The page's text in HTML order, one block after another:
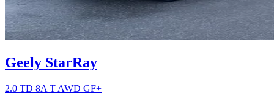
Geely StarRay
2.0 TD 8A T AWD GF+